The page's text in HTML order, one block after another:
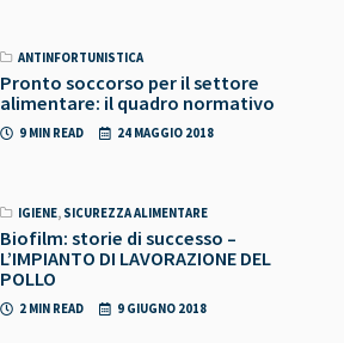
ANTINFORTUNISTICA
Pronto soccorso per il settore
alimentare: il quadro normativo
9 MIN READ 24 MAGGIO 2018
IGIENE, SICUREZZA ALIMENTARE
Biofilm: storie di successo –
L’IMPIANTO DI LAVORAZIONE DEL
POLLO
2 MIN READ 9 GIUGNO 2018